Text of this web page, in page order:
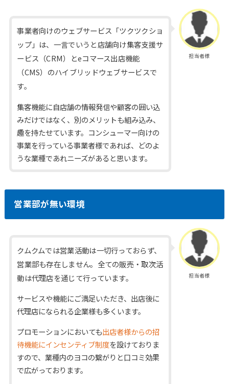
担当者様
事業者向けのウェブサービス「ツクツクショ
ップ」は、一言でいうと店舗向け集客支援サ
ービス（CRM）とeコマース出店機能
（CMS）のハイブリッドウェブサービスで
す。
集客機能に自店舗の情報発信や顧客の囲い込
みだけではなく、別のメリットも組み込み、
趣を持たせています。コンシューマー向けの
事業を行っている事業者様であれば、どのよ
うな業種であれニーズがあると思います。
営業部が無い環境
担当者様
クムクムでは営業活動は一切行っておらず、
営業部も存在しません。全ての販売・取次活
動は代理店を通じて行っています。
サービスや機能にご満足いただき、出店後に
代理店になられる企業様も多くいます。
プロモーションにおいても出店者様からの招
待機能にインセンティブ制度を設けておりま
すので、業種内のヨコの繋がりと口コミ効果
で広がっております。